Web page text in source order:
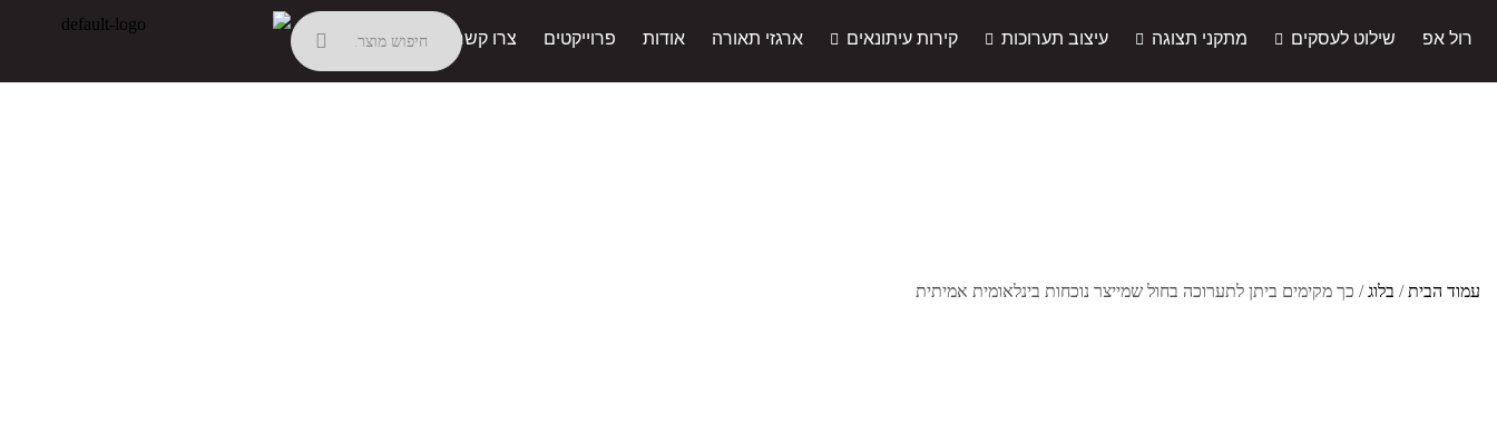
רול אפ שילוט לעסקים מתקני תצוגה עיצוב תערוכות קירות עיתונאים ארגזי תאורה אודות פרוייקטים צרו קשר
עמוד הבית/ בלוג/ כך מקימים ביתן לתערוכה בחול שמייצר נוכחות בינלאומית אמיתית